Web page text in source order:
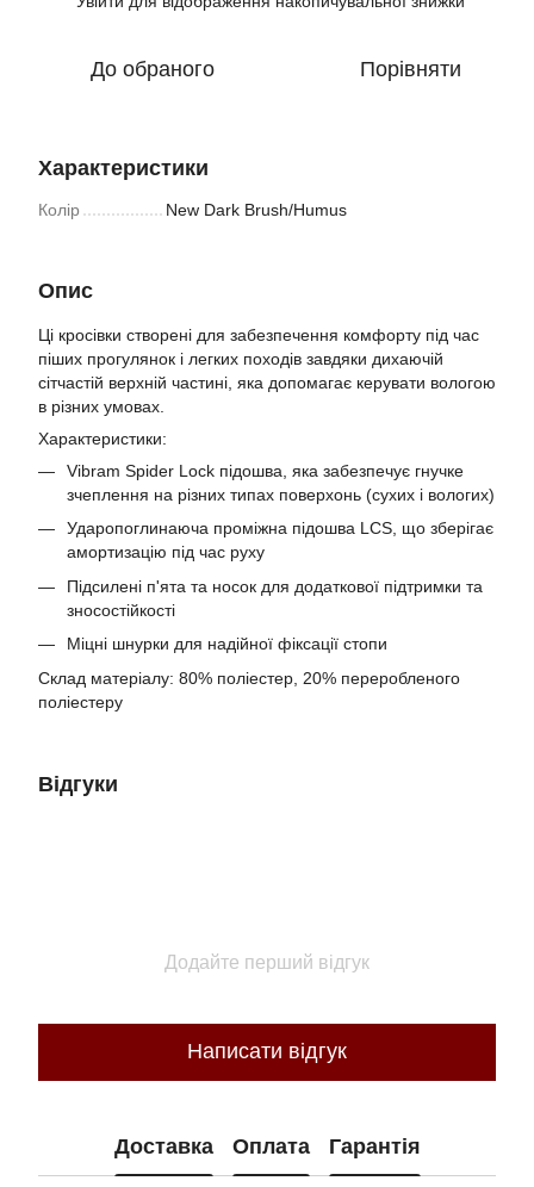
До обраного Порівняти
Характеристики
Колір New Dark Brush/Humus
Опис
Ці кросівки створені для забезпечення комфорту під час
піших прогулянок і легких походів завдяки дихаючій
сітчастій верхній частині, яка допомагає керувати вологою
в різних умовах.
Характеристики:
Vibram Spider Lock підошва, яка забезпечує гнучке
зчеплення на різних типах поверхонь (сухих і вологих)
Ударопоглинаюча проміжна підошва LCS, що зберігає
амортизацію під час руху
Підсилені п'ята та носок для додаткової підтримки та
зносостійкості
Міцні шнурки для надійної фіксації стопи
Склад матеріалу: 80% поліестер, 20% переробленого
поліестеру
Відгуки
Додайте перший відгук
Написати відгук
Доставка Оплата Гарантія